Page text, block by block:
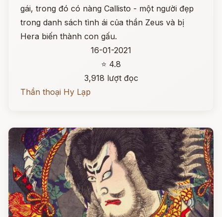
gái, trong đó có nàng Callisto - một người đẹp
trong danh sách tình ái của thần Zeus và bị
Hera biến thành con gấu.
16-01-2021
⭐ 4.8
3,918 lượt đọc
Thần thoại Hy Lạp